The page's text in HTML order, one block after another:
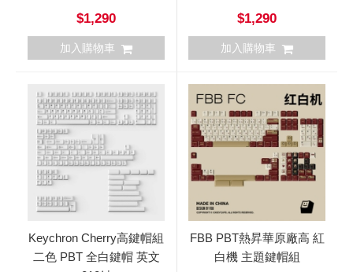
$1,290
加入購物車
$1,290
加入購物車
Keychron Cherry高鍵帽組
二色 PBT 全白鍵帽 英文
FBB PBT熱昇華原廠高 紅
白機 主題鍵帽組